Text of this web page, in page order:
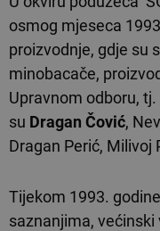
osmog mjeseca
proizvodnje, gdje su
minobacače,
Upravnom odboru, tj.
su Dragan Čović,
Dragan Perić, Milivoj
Tijekom 1993.
saznanjima, većinski